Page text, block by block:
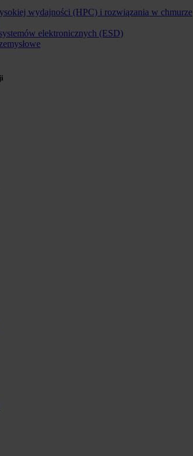
wydajności (HPC) i rozwiązania w chmurze
elektronicznych (ESD)